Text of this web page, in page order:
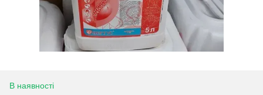
В наявності